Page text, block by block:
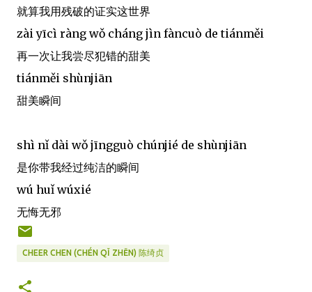
就算我用残破的证实这世界
zài yīcì ràng wǒ cháng jìn fàncuò de tiánměi
再一次让我尝尽犯错的甜美
tiánměi shùnjiān
甜美瞬间
shì nǐ dài wǒ jīngguò chúnjié de shùnjiān
是你带我经过纯洁的瞬间
wú huǐ wúxié
无悔无邪
CHEER CHEN (CHÉN QǏ ZHĒN) 陈绮贞